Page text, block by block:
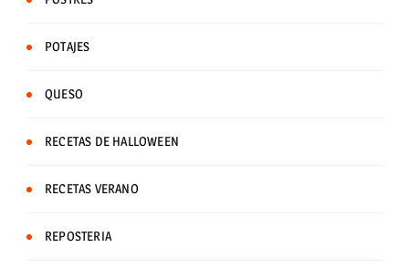
POTAJES
QUESO
RECETAS DE HALLOWEEN
RECETAS VERANO
REPOSTERIA